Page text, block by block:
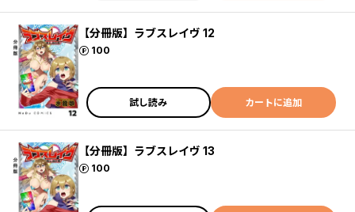
【分冊版】ラブスレイヴ 12
100
ポイント
試し読み カートに追加
【分冊版】ラブスレイヴ 13
100
ポイント